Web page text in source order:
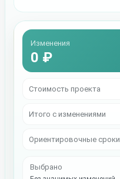
Изменения
0 ₽
Стоимость проекта
Итого с изменениями
Ориентировочные сроки
Выбрано